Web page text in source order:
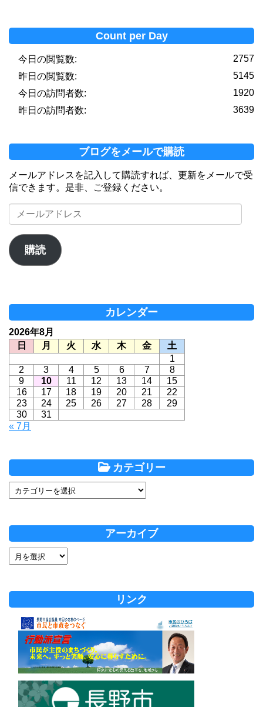
Count per Day
2757
今日の閲覧数:
5145
昨日の閲覧数:
1920
今日の訪問者数:
3639
昨日の訪問者数:
ブログをメールで購読
メールアドレスを記入して購読すれば、更新をメールで受
信できます。是非、ご登録ください。
メ
ー
ア
ド
購読
カレンダー
2026年8月
日
月 火 水 木 金
土
1
2
3 4 5 6 7
8
9
10 11 12 13 14
15
16
17 18 19 20 21
22
23
24 25 26 27 28
29
30
31
« 7月
カテゴリー
アーカイブ
リンク